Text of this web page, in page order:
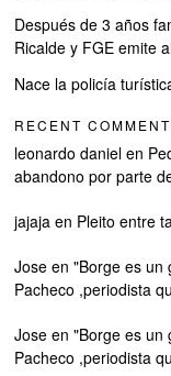
Después de 3 años
Ricalde y FGE emite
Nace la policía
RECENT
leonardo daniel en
abandono por parte
jajaja en Pleito entre
Jose en"Borge es un
Pacheco ,periodista
Jose en"Borge es un
Pacheco ,periodista